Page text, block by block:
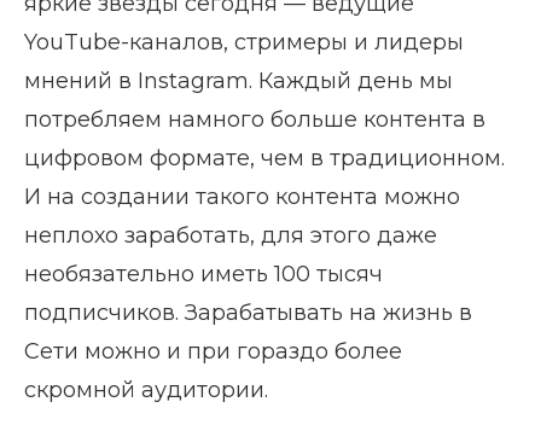
YouTube-каналов, стримеры и лидеры
мнений в Instagram. Каждый день мы
потребляем намного больше контента в
цифровом формате, чем в традиционном.
И на создании такого контента можно
неплохо заработать, для этого даже
необязательно иметь 100 тысяч
подписчиков. Зарабатывать на жизнь в
Сети можно и при гораздо более
скромной аудитории.